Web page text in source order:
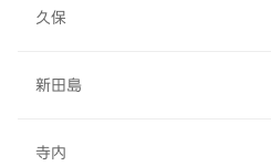
久保
新田島
寺内